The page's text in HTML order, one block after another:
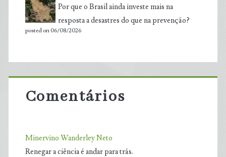
Por que o Brasil ainda investe mais na
resposta a desastres do que na prevenção?
posted on 06/08/2026
Comentários
Minervino Wanderley Neto
Renegar a ciência é andar para trás.